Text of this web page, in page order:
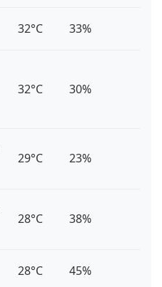
32°C 33%
32°C 30%
29°C 23%
28°C 38%
28°C 45%